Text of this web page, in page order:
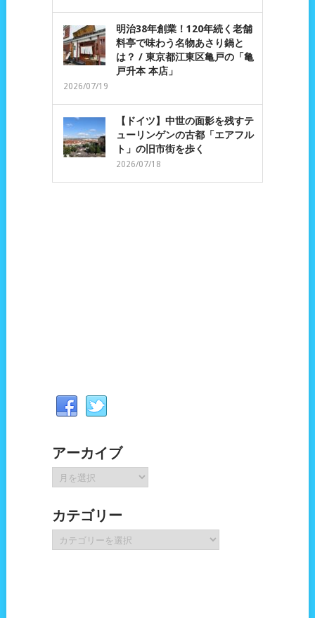
明治38年創業！120年続く老舗
料亭で味わう名物あさり鍋と
は？ / 東京都江東区亀戸の「亀
戸升本 本店」
2026/07/19
【ドイツ】中世の面影を残すテ
ューリンゲンの古都「エアフル
ト」の旧市街を歩く
2026/07/18
アーカイブ
ー
イ
ブ
カテゴリー
テ